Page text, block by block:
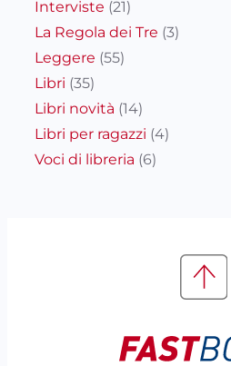
Interviste (21)
La Regola dei Tre (3)
Leggere (55)
Libri (35)
Libri novità (14)
Libri per ragazzi (4)
Voci di libreria (6)